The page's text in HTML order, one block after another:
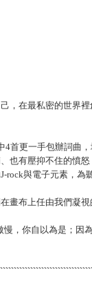
，在最私密的世界
首更一手包辦詞曲
有壓抑不住的憤
與電子元素，為
畫布上任由我們凝視
，你自以為是；因